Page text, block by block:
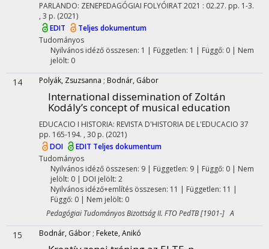
PARLANDO: ZENEPEDAGÓGIAI FOLYÓIRAT2021 : 02.27. pp. 1-3.
, 3 p. (2021)
EDIT
Teljes dokumentum
Tudományos
Nyilvános idéző összesen: 1 | Független: 1 | Függő: 0 | Nem
jelölt: 0
14 Polyák, Zsuzsanna ; Bodnár, Gábor
International dissemination of Zoltán
Kodály’s concept of musical education
EDUCACIO I HISTORIA: REVISTA D'HISTORIA DE L'EDUCACIO 37
pp. 165-194. , 30 p. (2021)
DOI
EDIT Teljes dokumentum
Tudományos
Nyilvános idéző összesen: 9| Független: 9 | Függő: 0 | Nem
jelölt: 0 | DOI jelölt: 2
Nyilvános idéző+említés összesen: 11 | Független: 11 |
Függő: 0 | Nem jelölt: 0
Pedagógiai Tudományos Bizottság II. FTO PedTB [1901-] A
15 Bodnár, Gábor ; Fekete, Anikó